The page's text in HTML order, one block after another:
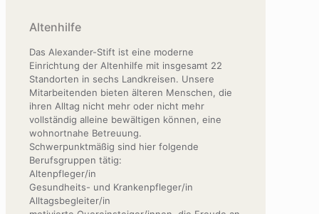
Altenhilfe
Das Alexander-Stift ist eine moderne
Einrichtung der Altenhilfe mit insgesamt 22
Standorten in sechs Landkreisen. Unsere
Mitarbeitenden bieten älteren Menschen, die
ihren Alltag nicht mehr oder nicht mehr
vollständig alleine bewältigen können, eine
wohnortnahe Betreuung.
Schwerpunktmäßig sind hier folgende
Berufsgruppen tätig:
Altenpfleger/in
Gesundheits- und Krankenpfleger/in
Alltagsbegleiter/in